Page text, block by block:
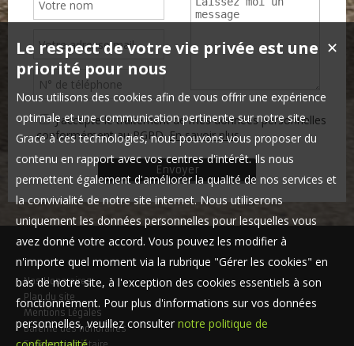
J'accepte le traitement de mes données personnelles
conformément au RGPD. En savoir plus
Nos Honoraires
Plan du site
Mentions Légales
Barème des honoraires
✕
Le respect de votre vie privée est une
priorité pour nous
Nous utilisons des cookies afin de vous offrir une expérience
optimale et une communication pertinente sur notre site.
Grace à ces technologies, nous pouvons vous proposer du
contenu en rapport avec vos centres d'intérêt. Ils nous
permettent également d'améliorer la qualité de nos services et
la convivialité de notre site internet. Nous utiliserons
uniquement les données personnelles pour lesquelles vous
avez donné votre accord. Vous pouvez les modifier à
n'importe quel moment via la rubrique "Gérer les cookies" en
bas de notre site, à l'exception des cookies essentiels à son
fonctionnement. Pour plus d'informations sur vos données
personnelles, veuillez consulter notre politique de